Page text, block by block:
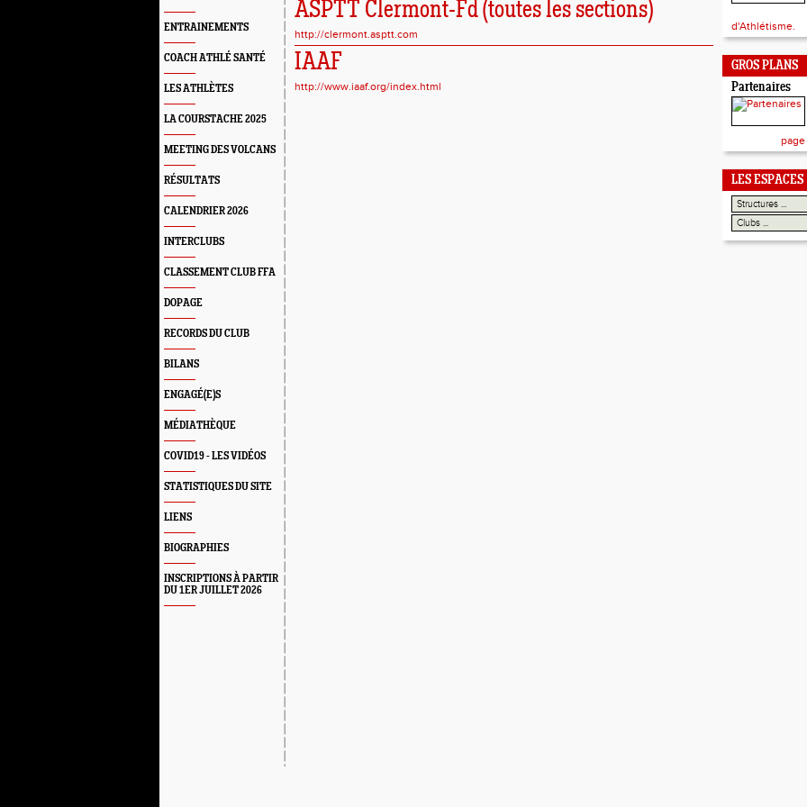
ENTRAINEMENTS
COACH ATHLÉ SANTÉ
LES ATHLÈTES
LA COURSTACHE 2025
MEETING DES VOLCANS
RÉSULTATS
CALENDRIER 2026
INTERCLUBS
CLASSEMENT CLUB FFA
DOPAGE
RECORDS DU CLUB
BILANS
ENGAGÉ(E)S
MÉDIATHÈQUE
COVID19 - LES VIDÉOS
STATISTIQUES DU SITE
LIENS
BIOGRAPHIES
INSCRIPTIONS À PARTIR
DU 1ER JUILLET 2026
ASPTT Clermont-Fd (toutes les sections)
http://clermont.asptt.com
IAAF
http://www.iaaf.org/index.html
d'Athlétisme.
GROS PLANS
Partenaires
LES ESPACES